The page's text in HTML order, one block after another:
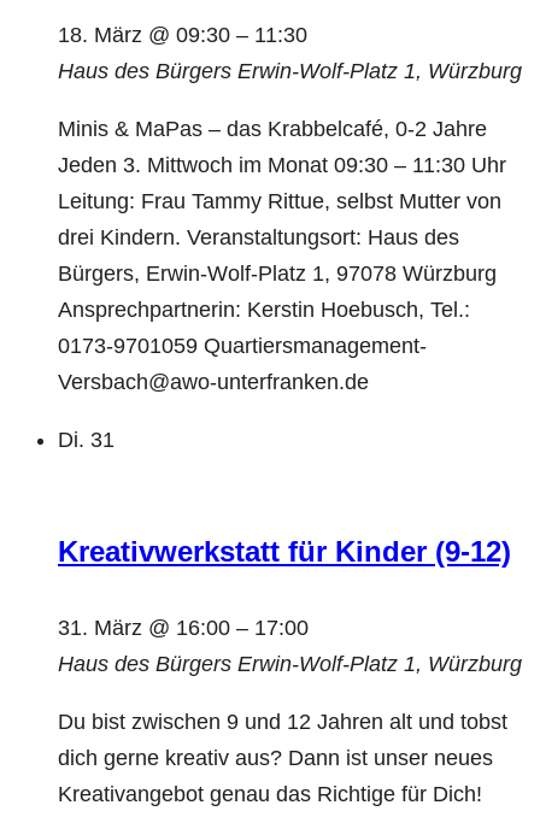
18. März @ 09:30 – 11:30
Haus des Bürgers Erwin-Wolf-Platz 1, Würzburg
Minis & MaPas – das Krabbelcafé, 0-2 Jahre
Jeden 3. Mittwoch im Monat 09:30 – 11:30 Uhr
Leitung: Frau Tammy Rittue, selbst Mutter von
drei Kindern. Veranstaltungsort: Haus des
Bürgers, Erwin-Wolf-Platz 1, 97078 Würzburg
Ansprechpartnerin: Kerstin Hoebusch, Tel.:
0173-9701059 Quartiersmanagement-
Versbach@awo-unterfranken.de
Di. 31
Kreativwerkstatt für Kinder (9-12)
31. März @ 16:00 – 17:00
Haus des Bürgers Erwin-Wolf-Platz 1, Würzburg
Du bist zwischen 9 und 12 Jahren alt und tobst
dich gerne kreativ aus? Dann ist unser neues
Kreativangebot genau das Richtige für Dich!